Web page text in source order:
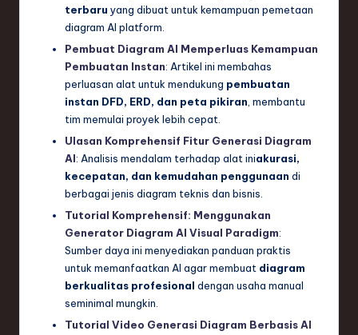
terbaru yang dibuat untuk kemampuan pemetaan
diagram AI platform.
Pembuat Diagram AI Memperluas Kemampuan
Pembuatan Instan: Artikel ini membahas
perluasan alat untuk mendukung pembuatan
instan DFD, ERD, dan peta pikiran , membantu
tim memulai proyek lebih cepat.
Ulasan Komprehensif Fitur Generasi Diagram
AI: Analisis mendalam terhadap alat iniakurasi,
kecepatan, dan kemudahan penggunaan di
berbagai jenis diagram teknis dan bisnis.
Tutorial Komprehensif: Menggunakan
Generator Diagram AI Visual Paradigm:
Sumber daya ini menyediakan panduan praktis
untuk memanfaatkan AI agar membuat diagram
berkualitas profesional dengan usaha manual
seminimal mungkin.
Tutorial Video Generasi Diagram Berbasis AI